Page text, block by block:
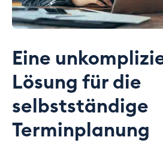
Eine
Lösung für die
selbstständige
Terminplanung